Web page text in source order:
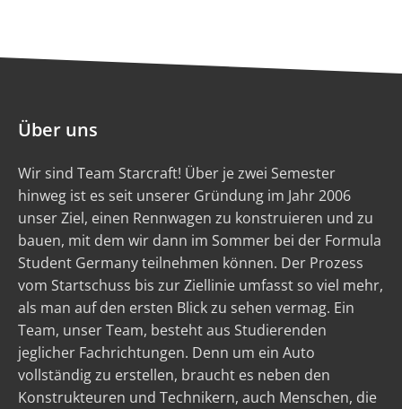
Über uns
Wir sind Team Starcraft! Über je zwei Semester
hinweg ist es seit unserer Gründung im Jahr 2006
unser Ziel, einen Rennwagen zu konstruieren und zu
bauen, mit dem wir dann im Sommer bei der Formula
Student Germany teilnehmen können. Der Prozess
vom Startschuss bis zur Ziellinie umfasst so viel mehr,
als man auf den ersten Blick zu sehen vermag. Ein
Team, unser Team, besteht aus Studierenden
jeglicher Fachrichtungen. Denn um ein Auto
vollständig zu erstellen, braucht es neben den
Konstrukteuren und Technikern, auch Menschen, die